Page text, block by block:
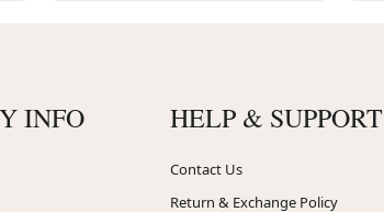
INFO HELP & SUPPORT
Contact Us
Return & Exchange Policy